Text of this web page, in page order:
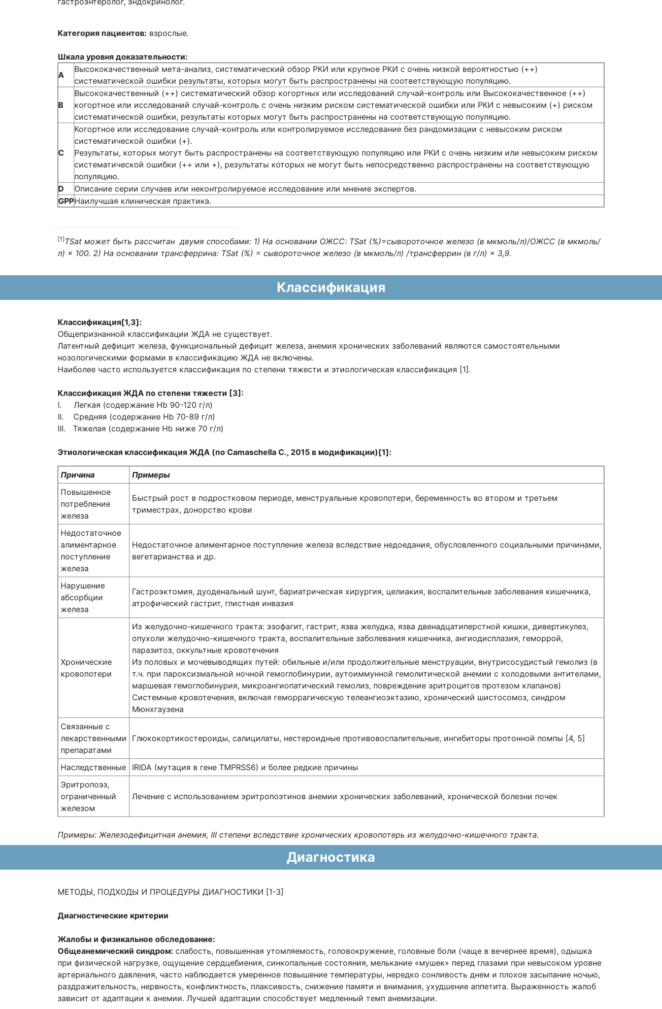
Категория пациентов: взрослые.
Шкала уровня доказательности:
А
Высококачественный мета-анализ, систематический обзор РКИ или крупное РКИ с очень низкой вероятностью (++)
систематической ошибки результаты, которых могут быть распространены на соответствующую популяцию.
В
Высококачественный (++) систематический обзор когортных или исследований случай-контроль или Высококачественное (++)
когортное или исследований случай-контроль с очень низким риском систематической ошибки или РКИ с невысоким (+) риском
систематической ошибки, результаты которых могут быть распространены на соответствующую популяцию.
С
Когортное или исследование случай-контроль или контролируемое исследование без рандомизации с невысоким риском
систематической ошибки (+).
Результаты, которых могут быть распространены на соответствующую популяцию или РКИ с очень низким или невысоким риском
систематической ошибки (++ или +), результаты которых не могут быть непосредственно распространены на соответствующую
популяцию.
D
Описание серии случаев или неконтролируемое исследование или мнение экспертов.
GPPНаилучшая клиническая практика.
[1]TSat может быть рассчитан двумя способами: 1) На основании ОЖСС: TSat (%)=сывороточное железо (в мкмоль/л)/ОЖСС (в мкмоль/
л) × 100. 2) На основании трансферрина: TSat (%) = сывороточное железо (в мкмоль/л) /трансферрин (в г/л) × 3,9.
Классификация
Классификация[1,3]:
Общепризнанной классификации ЖДА не существует.
Латентный дефицит железа, функциональный дефицит железа, анемия хронических заболеваний являются самостоятельными
нозологическими формами в классификацию ЖДА не включены.
Наиболее часто используется классификация по степени тяжести и этиологическая классификация [1].
Классификация ЖДА по степени тяжести [3]:
I. Легкая (содержание Hb 90-120 г/л)
II. Средняя (содержание Hb 70-89 г/л)
III. Тяжелая (содержание Hb ниже 70 г/л)
Этиологическая классификация ЖДА (по Camaschella C., 2015 в модификации)[1]:
Причина
Примеры
Повышенное
потребление
железа
Быстрый рост в подростковом периоде, менструальные кровопотери, беременность во втором и третьем
триместрах, донорство крови
Недостаточное
алиментарное
поступление
железа
Недостаточное алиментарное поступление железа вследствие недоедания, обусловленного социальными причинами,
вегетарианства и др.
Нарушение
абсорбции
железа
Гастроэктомия, дуоденальный шунт, бариатрическая хирургия, целиакия, воспалительные заболевания кишечника,
атрофический гастрит, глистная инвазия
Хронические
кровопотери
Из желудочно-кишечного тракта: эзофагит, гастрит, язва желудка, язва двенадцатиперстной кишки, дивертикулез,
опухоли желудочно-кишечного тракта, воспалительные заболевания кишечника, ангиодисплазия, геморрой,
паразитоз, оккультные кровотечения
Из половых и мочевыводящих путей: обильные и/или продолжительные менструации, внутрисосудистый гемолиз (в
т.ч. при пароксизмальной ночной гемоглобинурии, аутоиммунной гемолитической анемии с холодовыми антителами,
маршевая гемоглобинурия, микроангиопатический гемолиз, повреждение эритроцитов протезом клапанов)
Системные кровотечения, включая геморрагическую телеангиоэктазию, хронический шистосомоз, синдром
Мюнхгаузена
Связанные с
лекарственными
препаратами
Глюкокортикостероиды, салицилаты, нестероидные противовоспалительные, ингибиторы протонной помпы [4, 5]
Наследственные
IRIDA (мутация в гене TMPRSS6) и более редкие причины
Эритропоэз,
ограниченный
железом
Лечение с использованием эритропоэтинов анемии хронических заболеваний, хронической болезни почек
Примеры: Железодефицитная анемия, III степени вследствие хронических кровопотерь из желудочно-кишечного тракта.
Диагностика
МЕТОДЫ, ПОДХОДЫ И ПРОЦЕДУРЫ ДИАГНОСТИКИ [1-3]
Диагностические критерии
Жалобы и физикальное обследование:
Общеанемический синдром: слабость, повышенная утомляемость, головокружение, головные боли (чаще в вечернее время), одышка
при физической нагрузке, ощущение сердцебиения, синкопальные состояния, мелькание «мушек» перед глазами при невысоком уровне
артериального давления, часто наблюдается умеренное повышение температуры, нередко сонливость днем и плохое засыпание ночью,
раздражительность, нервность, конфликтность, плаксивость, снижение памяти и внимания, ухудшение аппетита. Выраженность жалоб
зависит от адаптации к анемии. Лучшей адаптации способствует медленный темп анемизации.